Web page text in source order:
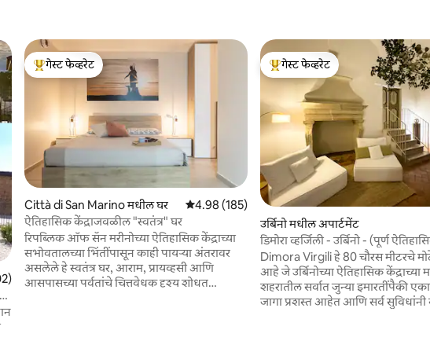
रेटिंग, 202 रिव्ह्यूज
टॉप गेस्ट फेव्हरेट
गेस्ट फेव्हरेट
Città di San Marino मधील घर 5 पैकी 4.98 सरासरी रेटिंग, 185 रिव्ह्यूज
4.98 (185)
ऐतिहासिक केंद्राजवळील "स्वतंत्र" घर
रिपब्लिक ऑफ सॅन मरीनोच्या ऐतिहासिक केंद्राच्या
सभोवतालच्या भिंतींपासून काही पायऱ्या अंतरावर
असलेले हे स्वतंत्र घर, आराम, प्रायव्हसी आणि
आसपासच्या पर्वतांचे चित्तवेधक दृश्य शोधत
टॉप गेस्ट फेव्हरेट
गेस्ट फेव्हरेट
उर्बिनो मधील अपार्टमेंट
डिमोरा व्हर्जिली - उर्बिनो - (पूर्ण
Dimora Virgili हे 80 चौरस मीटरचे
आहे जे उर्बिनोच्या ऐतिहासिक केंद्राच्या
शहरातील सर्वात जुन्या इमारतींपैकी
जागा प्रशस्त आहेत आणि सर्व